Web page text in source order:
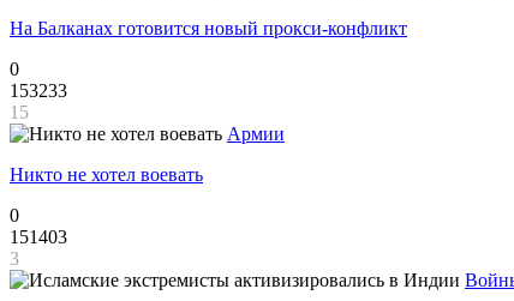
На Балканах готовится новый прокси-конфликт
0
153233
15
Армии
Никто не хотел воевать
0
151403
3